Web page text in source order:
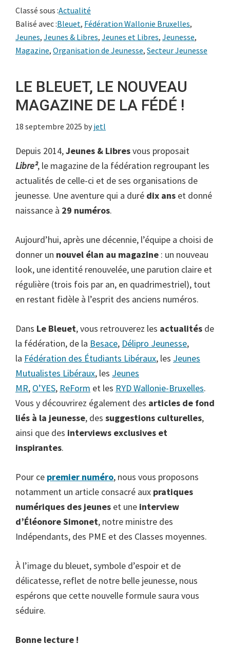
Classé sous :Actualité
Balisé avec :Bleuet, Fédération Wallonie Bruxelles,
Jeunes, Jeunes & Libres, Jeunes et Libres, Jeunesse,
Magazine, Organisation de Jeunesse, Secteur Jeunesse
LE BLEUET, LE NOUVEAU
MAGAZINE DE LA FÉDÉ !
18 septembre 2025 by jetl
Depuis 2014,Jeunes & Libresvous proposait
Libre², le magazine de la fédération regroupant les
actualités de celle-ci et de ses organisations de
jeunesse. Une aventure qui a duré dix ans et donné
naissance à 29 numéros.
Aujourd’hui, après une décennie, l’équipe a choisi de
donner un nouvel élan au magazine : un nouveau
look, une identité renouvelée, une parution claire et
régulière (trois fois par an, en quadrimestriel), tout
en restant fidèle à l’esprit des anciens numéros.
Dans Le Bleuet, vous retrouverez les actualités de
la fédération, de la Besace, Délipro Jeunesse,
la Fédération des Étudiants Libéraux, les Jeunes
Mutualistes Libéraux, les Jeunes
MR, O’YES, ReForm et les RYD Wallonie-Bruxelles.
Vous y découvrirez également des articles de fond
liés à la jeunesse, des suggestions culturelles,
ainsi que des interviews exclusives et
inspirantes.
Pour ce premier numéro, nous vous proposons
notamment un article consacré aux pratiques
numériques des jeunes et une interview
d’Éléonore Simonet, notre ministre des
Indépendants, des PME et des Classes moyennes.
À l’image du bleuet, symbole d’espoir et de
délicatesse, reflet de notre belle jeunesse, nous
espérons que cette nouvelle formule saura vous
séduire.
Bonne lecture !